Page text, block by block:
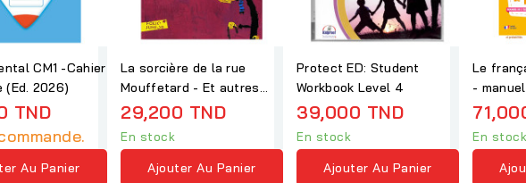
CM1 -Cahier
(Ed. 2026)
TND
Au Panier
La sorcière de la rue
Mouffetard - Et autres
contes de la rue...
29,200 TND
En stock
Ajouter Au Panier
Protect ED: Student
Workbook Level 4
39,000 TND
En stock
Ajouter Au Panier
Le
-
En stock